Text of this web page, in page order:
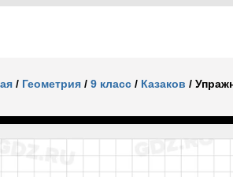
/ Геометрия / 9 класс / Казаков /